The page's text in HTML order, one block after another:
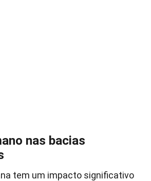
nas bacias
tem um impacto significativo